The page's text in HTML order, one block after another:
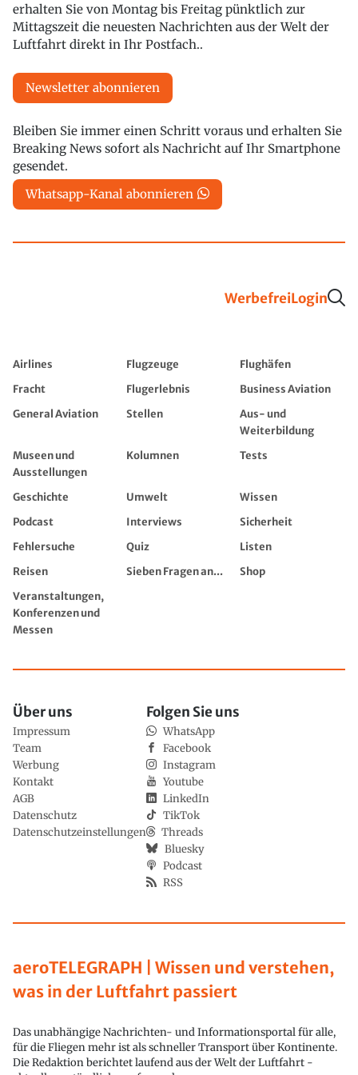
erhalten Sie von Montag bis Freitag pünktlich zur
Mittagszeit die neuesten Nachrichten aus der Welt der
Luftfahrt direkt in Ihr Postfach..
Newsletter abonnieren
Bleiben Sie immer einen Schritt voraus und erhalten Sie
Breaking News sofort als Nachricht auf Ihr Smartphone
gesendet.
Whatsapp-Kanal abonnieren
WerbefreiLogin
Airlines Flugzeuge
Flughäfen
Fracht
Flugerlebnis
Business Aviation
General Aviation
Stellen
Aus- und
Weiterbildung
Museen und
Ausstellungen
Kolumnen Tests
Geschichte Umwelt
Wissen
Podcast
Interviews
Sicherheit
Fehlersuche
Quiz
Listen
Reisen
Sieben Fragen an...
Shop
Veranstaltungen,
Konferenzen und
Messen
aeroTELEGRAPH | Wissen und verstehen,
was in der Luftfahrt passiert
Das unabhängige Nachrichten- und Informationsportal für alle,
für die Fliegen mehr ist als schneller Transport über Kontinente.
Die Redaktion berichtet laufend aus der Welt der Luftfahrt -
Über uns
Impressum
Team
Werbung
Kontakt
AGB
Datenschutz
Datenschutzeinstellungen
Folgen Sie uns
WhatsApp
Facebook
Instagram
Youtube
LinkedIn
TikTok
Threads
Bluesky
Podcast
RSS